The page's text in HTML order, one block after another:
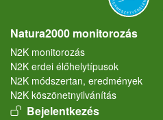
Natura2000 monitorozás
N2K monitorozás
N2K erdei élőhelytípusok
N2K módszertan, eredmények
N2K köszönetnyilvánítás
User account menu
Bejelentkezés